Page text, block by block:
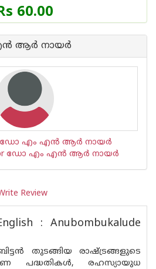
60.00
ആര്‍ നായര്‍
of ഡോ എം എന്‍ ആര്‍ നായര്‍
ഡോ എം എന്‍ ആര്‍ നായര്‍
Review
: Anubombukalude
തുടങ്ങിയ രാഷ്ട്രങ്ങളുടെ
പദ്ധതികൾ, രഹസ്യായുധ